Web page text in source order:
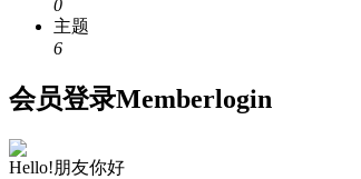
0
主题
6
会员登录Memberlogin
Hello!朋友你好